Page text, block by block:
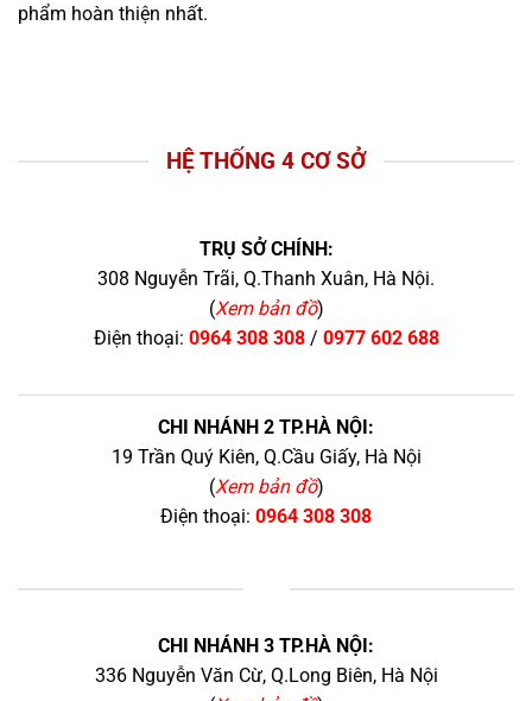
phẩm hoàn thiện nhất.
HỆ THỐNG 4 CƠ SỞ
TRỤ SỞ CHÍNH:
308 Nguyễn Trãi, Q.Thanh Xuân, Hà Nội.
(Xem bản đồ)
Điện thoại: 0964 308 308/ 0977 602 688
CHI NHÁNH 2 TP.HÀ NỘI:
19 Trần Quý Kiên, Q.Cầu Giấy, Hà Nội
(Xem bản đồ)
Điện thoại: 0964 308 308
CHI NHÁNH 3 TP.HÀ NỘI:
336 Nguyễn Văn Cừ, Q.Long Biên, Hà Nội